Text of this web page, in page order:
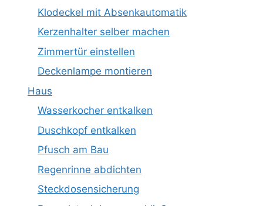
Klodeckel mit Absenkautomatik
Kerzenhalter selber machen
Zimmertür einstellen
Deckenlampe montieren
Haus
Wasserkocher entkalken
Duschkopf entkalken
Pfusch am Bau
Regenrinne abdichten
Steckdosensicherung